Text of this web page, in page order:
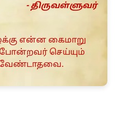
- திருவள்ளுவர்
என்ன கைமாறு
செய்யும்
வேண்டாதவை.